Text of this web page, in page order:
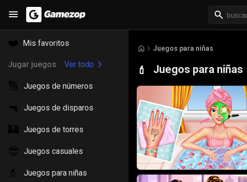
❤️ Mis favoritos
Jugar juegos Ver todo
🔢 Juegos de números
🔫 Juegos de disparos
🏰 Juegos de torres
😎 Juegos casuales
💄 Juegos para niñas
Juegos para niñas
💄 Juegos para niñas